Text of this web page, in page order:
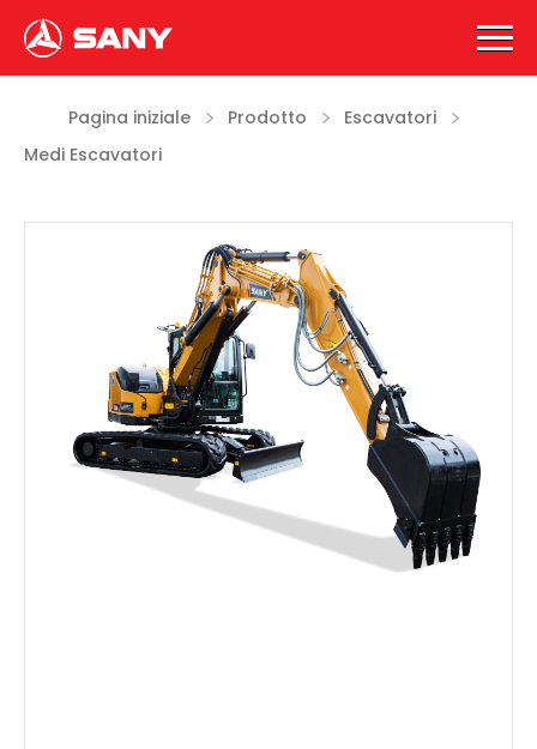
Pagina iniziale Prodotto
Escavatori
Medi Escavatori